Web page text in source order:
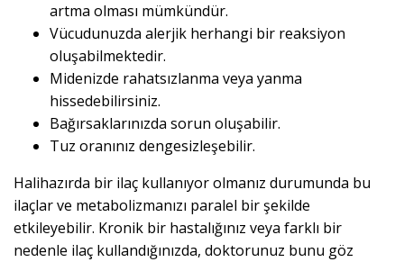
artma olması mümkündür.
Vücudunuzda alerjik herhangi bir reaksiyon
oluşabilmektedir.
Midenizde rahatsızlanma veya yanma
hissedebilirsiniz.
Bağırsaklarınızda sorun oluşabilir.
Tuz oranınız dengesizleşebilir.
Halihazırda bir ilaç kullanıyor olmanız durumunda bu
ilaçlar ve metabolizmanızı paralel bir şekilde
etkileyebilir. Kronik bir hastalığınız veya farklı bir
nedenle ilaç kullandığınızda, doktorunuz bunu göz